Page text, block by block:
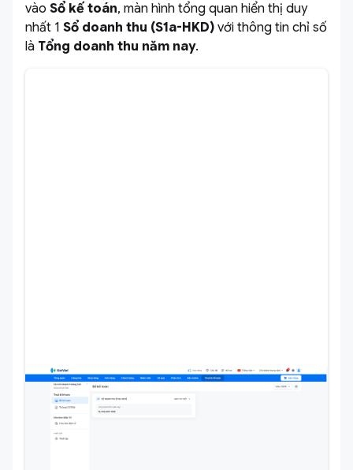
vào Sổ kế toán, màn hình tổng quan hiển thị duy
nhất 1 Sổ doanh thu (S1a-HKD) với thông tin chỉ số
là Tổng doanh thu năm nay.